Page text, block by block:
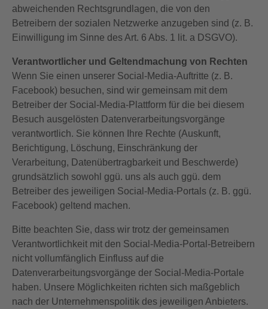
abweichenden Rechtsgrundlagen, die von den
Betreibern der sozialen Netzwerke anzugeben sind (z. B.
Einwilligung im Sinne des Art. 6 Abs. 1 lit. a DSGVO).
Verantwortlicher und Geltendmachung von Rechten
Wenn Sie einen unserer Social-Media-Auftritte (z. B.
Facebook) besuchen, sind wir gemeinsam mit dem
Betreiber der Social-Media-Plattform für die bei diesem
Besuch ausgelösten Datenverarbeitungsvorgänge
verantwortlich. Sie können Ihre Rechte (Auskunft,
Berichtigung, Löschung, Einschränkung der
Verarbeitung, Datenübertragbarkeit und Beschwerde)
grundsätzlich sowohl ggü. uns als auch ggü. dem
Betreiber des jeweiligen Social-Media-Portals (z. B. ggü.
Facebook) geltend machen.
Bitte beachten Sie, dass wir trotz der gemeinsamen
Verantwortlichkeit mit den Social-Media-Portal-Betreibern
nicht vollumfänglich Einfluss auf die
Datenverarbeitungsvorgänge der Social-Media-Portale
haben. Unsere Möglichkeiten richten sich maßgeblich
nach der Unternehmenspolitik des jeweiligen Anbieters.